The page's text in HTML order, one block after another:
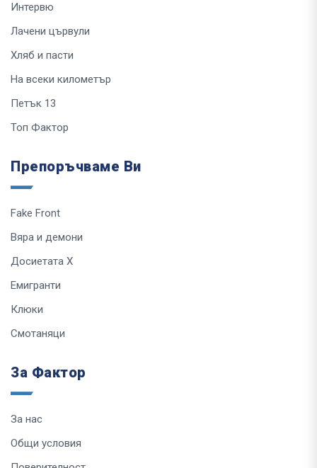
Интервю
Лачени цървули
Хляб и пасти
На всеки километър
Петък 13
Топ Фактор
Препоръчваме Ви
Fake Front
Вяра и демони
Досиетата Х
Емигранти
Клюки
Смотаняци
За Фактор
За нас
Общи условия